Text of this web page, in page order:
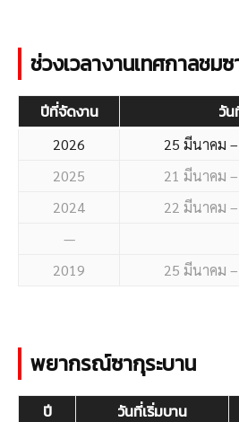
ช่วงเวลางานเทศกาลชมซ
ปีที่จัดงาน วั
2026
25 มีนาคม
2025
21 มีนาคม
2024
22 มีนาคม
—
2019
25 มีนาคม
พยากรณ์ซากุระบาน
ปี วันที่เริ่มบาน